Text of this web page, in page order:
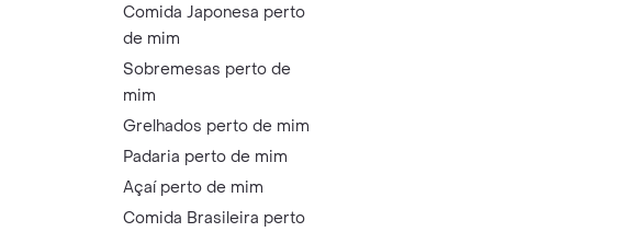
Comida Japonesa perto
de mim
Sobremesas perto de
mim
Grelhados perto de mim
Padaria perto de mim
Açaí perto de mim
Comida Brasileira perto